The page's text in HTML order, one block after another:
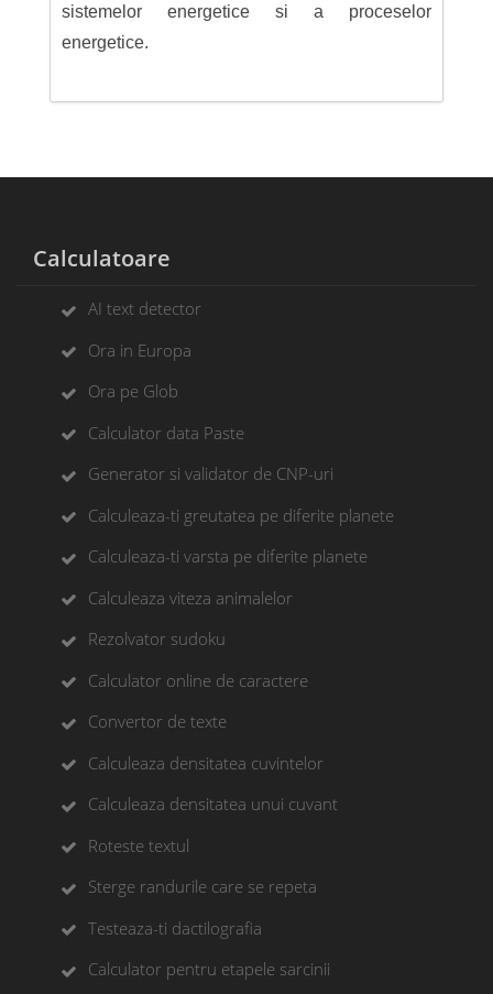
sistemelor energetice si a proceselor
energetice.
Calculatoare
AI text detector
Ora in Europa
Ora pe Glob
Calculator data Paste
Generator si validator de CNP-uri
Calculeaza-ti greutatea pe diferite planete
Calculeaza-ti varsta pe diferite planete
Calculeaza viteza animalelor
Rezolvator sudoku
Calculator online de caractere
Convertor de texte
Calculeaza densitatea cuvintelor
Calculeaza densitatea unui cuvant
Roteste textul
Sterge randurile care se repeta
Testeaza-ti dactilografia
Calculator pentru etapele sarcinii